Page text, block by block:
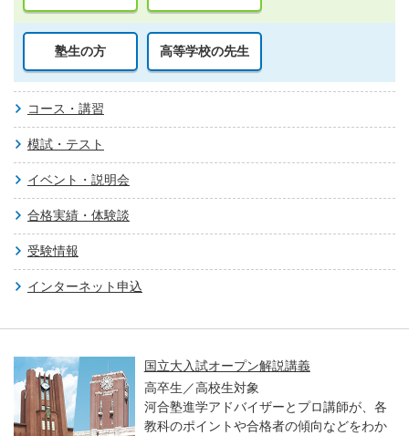
塾生の方 高等学校の先生
コース・講習
模試・テスト
イベント・説明会
合格実績・体験談
受験情報
インターネット申込
国立大入試オープン解説講義
高卒生／高校生対象
河合塾進学アドバイザーとプロ講師が、各
教科のポイントや合格者の傾向などをわか